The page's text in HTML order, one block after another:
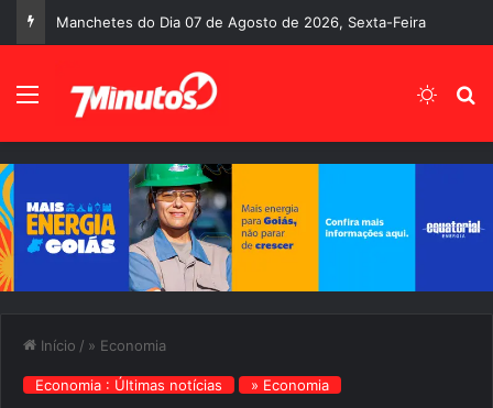
Manchetes do Dia 07 de Agosto de 2026, Sexta-Feira
Menu
Início / » Economia
Economia : Últimas notícias » Economia